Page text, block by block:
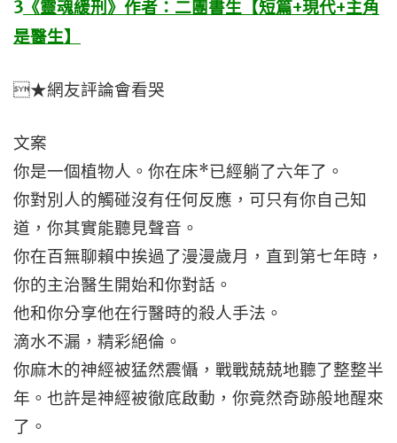
3 《靈魂緩刑》作者：二團書生【短篇+現代+主角
是醫生】
★網友評論會看哭
文案
你是一個植物人。你在床*已經躺了六年了。
你對別人的觸碰沒有任何反應，可只有你自己知
道，你其實能聽見聲音。
你在百無聊賴中挨過了漫漫歲月，直到第七年時，
你的主治醫生開始和你對話。
他和你分享他在行醫時的殺人手法。
滴水不漏，精彩絕倫。
你麻木的神經被猛然震懾，戰戰兢兢地聽了整整半
年。也許是神經被徹底啟動，你竟然奇跡般地醒來
了。